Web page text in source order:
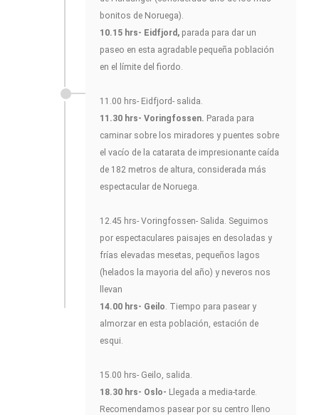
bonitos de Noruega).
10.15 hrs- Eidfjord, parada para dar un
paseo en esta agradable pequeña población
en el límite del fiordo.
11.00 hrs- Eidfjord- salida.
11.30 hrs- Voringfossen. Parada para
caminar sobre los miradores y puentes sobre
el vacío de la catarata de impresionante caída
de 182 metros de altura, considerada más
espectacular de Noruega.
12.45 hrs- Voringfossen- Salida. Seguimos
por espectaculares paisajes en desoladas y
frías elevadas mesetas, pequeños lagos
(helados la mayoria del año) y neveros nos
llevan
14.00 hrs- Geilo. Tiempo para pasear y
almorzar en esta población, estación de
esqui.
15.00 hrs- Geilo, salida.
18.30 hrs- Oslo- Llegada a media-tarde.
Recomendamos pasear por su centro lleno